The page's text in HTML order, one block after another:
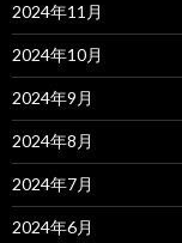
2024年11月
2024年10月
2024年9月
2024年8月
2024年7月
2024年6月